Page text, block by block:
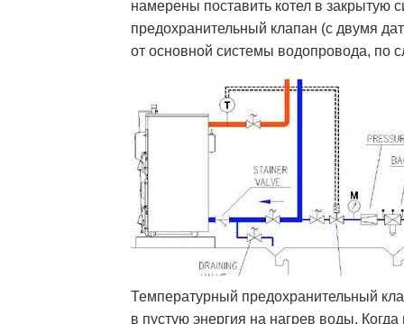
намерены поставить котел в закрытую
предохранительный клапан (с двумя
от основной системы водопровода, по
Температурный предохранительный
в пустую энергия на нагрев воды.